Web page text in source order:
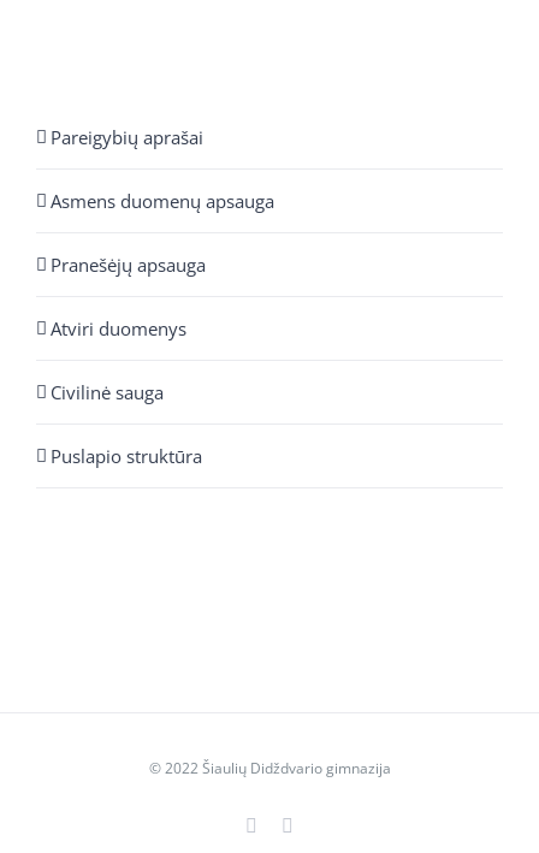
Pareigybių aprašai
Asmens duomenų apsauga
Pranešėjų apsauga
Atviri duomenys
Civilinė sauga
Puslapio struktūra
© 2022 Šiaulių Didždvario gimnazija
Facebook